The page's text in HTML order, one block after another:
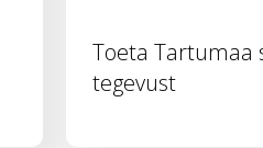
Toeta Tartumaa
tegevust